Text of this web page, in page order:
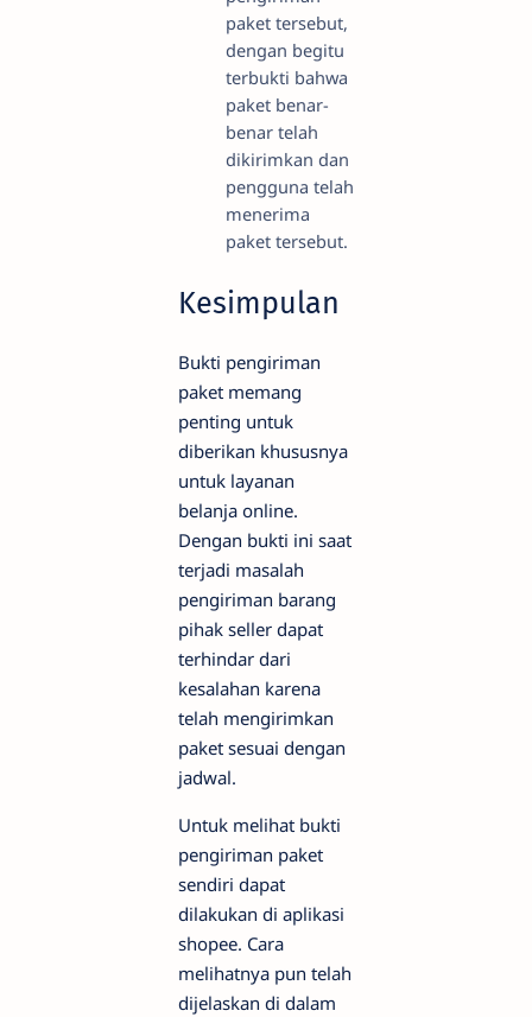
paket tersebut,
dengan begitu
terbukti bahwa
paket benar-
benar telah
dikirimkan dan
pengguna telah
menerima
paket tersebut.
Kesimpulan
Bukti pengiriman
paket memang
penting untuk
diberikan khususnya
untuk layanan
belanja online.
Dengan bukti ini saat
terjadi masalah
pengiriman barang
pihak seller dapat
terhindar dari
kesalahan karena
telah mengirimkan
paket sesuai dengan
jadwal.
Untuk melihat bukti
pengiriman paket
sendiri dapat
dilakukan di aplikasi
shopee. Cara
melihatnya pun telah
dijelaskan di dalam